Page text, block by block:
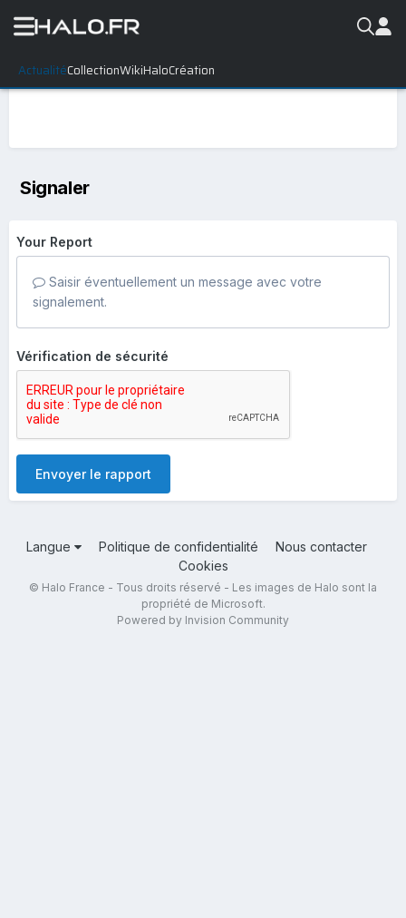
ActualitéCollectionWikiHaloCréation
Signaler
Your Report
Saisir éventuellement un message avec votre
signalement.
Vérification de sécurité
Envoyer le rapport
Langue Politique de confidentialité
Nous contacter
Cookies
© Halo France - Tous droits réservé - Les images de Halo sont la
propriété de Microsoft.
Powered by Invision Community